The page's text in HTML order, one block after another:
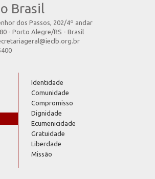
Brasil
dos Passos, 202/4º andar
- Porto Alegre/RS - Brasil
Identidade
Comunidade
Compromisso
Dignidade
Ecumenicidade
Gratuidade
Liberdade
Missão